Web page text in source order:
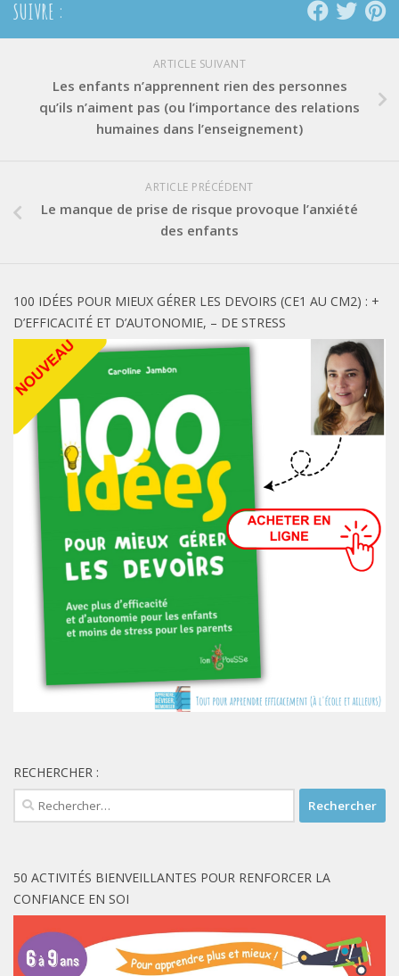
SUIVRE :
ARTICLE SUIVANT
Les enfants n’apprennent rien des personnes
qu’ils n’aiment pas (ou l’importance des relations
humaines dans l’enseignement)
ARTICLE PRÉCÉDENT
Le manque de prise de risque provoque l’anxiété
des enfants
100 IDÉES POUR MIEUX GÉRER LES DEVOIRS (CE1 AU CM2) : +
D’EFFICACITÉ ET D’AUTONOMIE, – DE STRESS
RECHERCHER :
Rechercher :
50 ACTIVITÉS BIENVEILLANTES POUR RENFORCER LA
CONFIANCE EN SOI